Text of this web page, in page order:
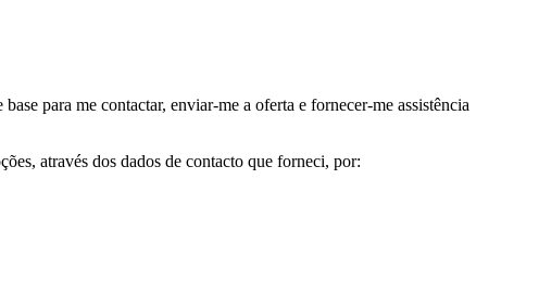
para me contactar, enviar-me a oferta e fornecer-me assistência
através dos dados de contacto que forneci, por: